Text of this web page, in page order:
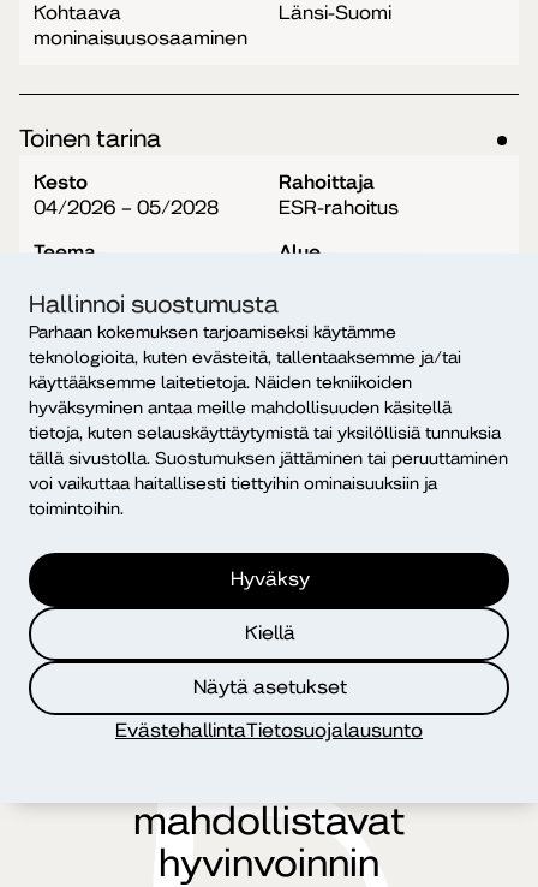
Hallinnoi suostumusta
Parhaan kokemuksen tarjoamiseksi käytämme
teknologioita, kuten evästeitä, tallentaaksemme ja/tai
käyttääksemme laitetietoja. Näiden tekniikoiden
hyväksyminen antaa meille mahdollisuuden käsitellä
tietoja, kuten selauskäyttäytymistä tai yksilöllisiä tunnuksia
tällä sivustolla. Suostumuksen jättäminen tai peruuttaminen
voi vaikuttaa haitallisesti tiettyihin ominaisuuksiin ja
toimintoihin.
Hyväksy
Kiellä
Näytä asetukset
EvästehallintaTietosuojalausunto
Kohtaava
moninaisuusosaaminen
Länsi-Suomi
Toinen tarina
Kesto
04/2026 – 05/2028
Rahoittaja
ESR-rahoitus
Teema
Alue
Jalkautuva turvaverkko
Kesto
03/2026 – 12/2028
Rahoittaja
ESR-rahoitus
Teema
Sosiaaliset innovaatiot
Alue
mahdollistavat
hyvinvoinnin